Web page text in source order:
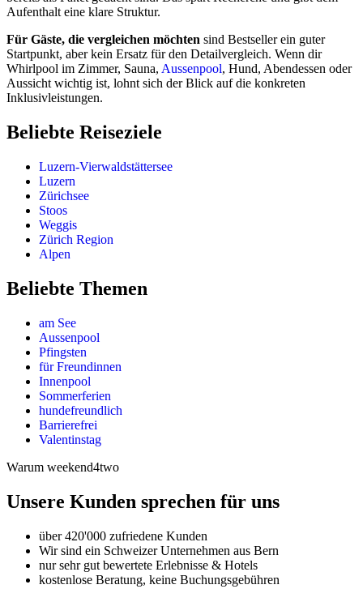
Aufenthalt eine klare Struktur.
Für Gäste, die vergleichen möchten sind Bestseller ein guter
Startpunkt, aber kein Ersatz für den Detailvergleich. Wenn dir
Whirlpool im Zimmer, Sauna, Aussenpool, Hund, Abendessen oder
Aussicht wichtig ist, lohnt sich der Blick auf die konkreten
Inklusivleistungen.
Beliebte Reiseziele
Luzern-Vierwaldstättersee
Luzern
Zürichsee
Stoos
Weggis
Zürich Region
Alpen
Beliebte Themen
am See
Aussenpool
Pfingsten
für Freundinnen
Innenpool
Sommerferien
hundefreundlich
Barrierefrei
Valentinstag
Warum weekend4two
Unsere Kunden sprechen für uns
über 420'000 zufriedene Kunden
Wir sind ein Schweizer Unternehmen aus Bern
nur sehr gut bewertete Erlebnisse & Hotels
kostenlose Beratung, keine Buchungsgebühren